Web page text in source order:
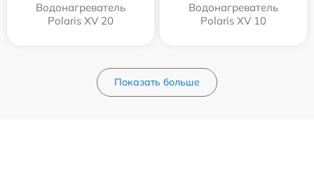
Водонагреватель
Polaris XV 20
Водонагреватель
Polaris XV 10
Показать больше